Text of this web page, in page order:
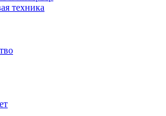
техника